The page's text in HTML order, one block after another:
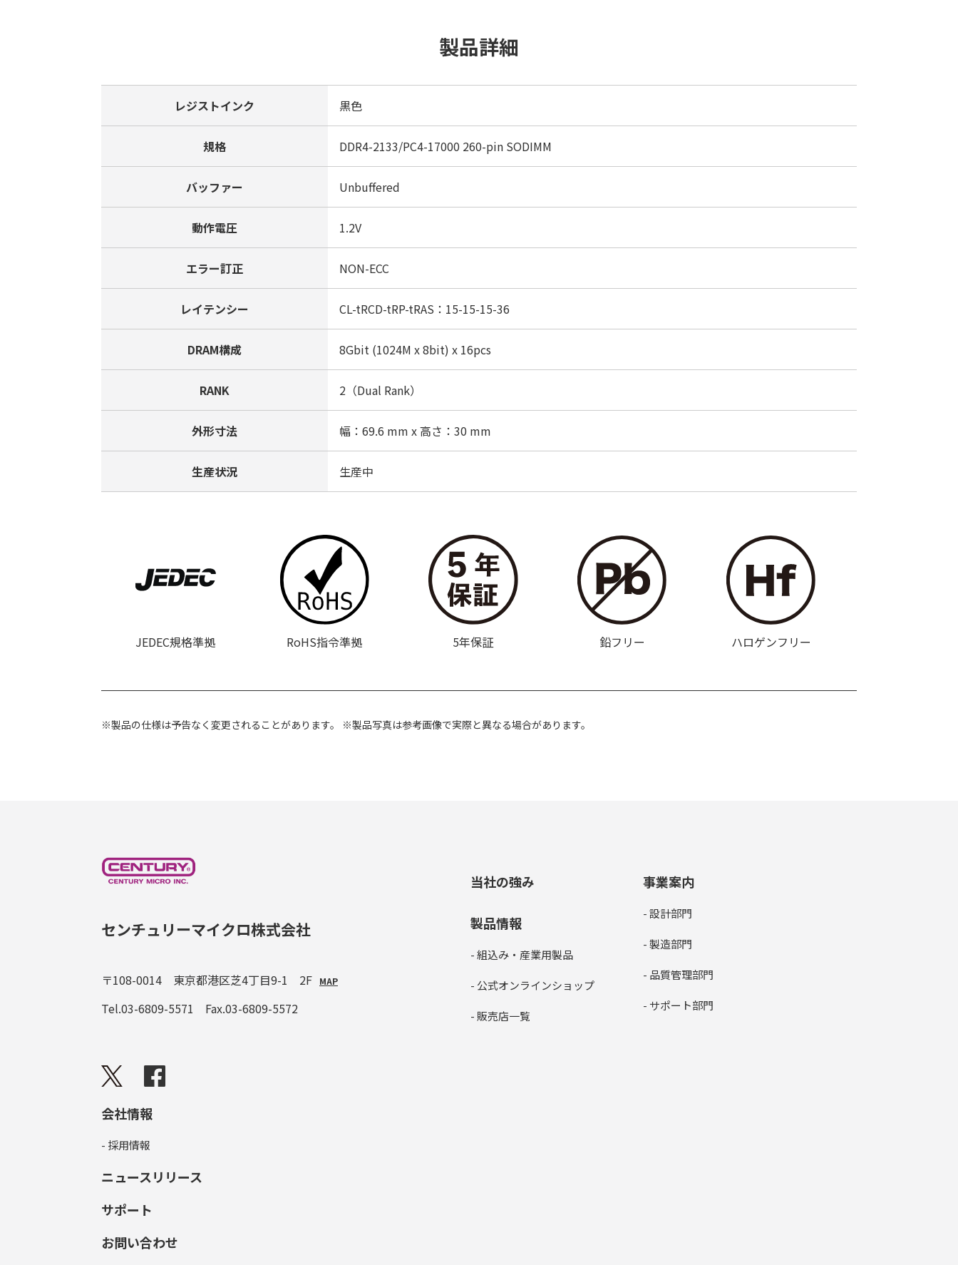
製品詳細
レジストインク 黒色
規格 DDR4-2133/PC4-17000 260-pin SODIMM
バッファー Unbuffered
動作電圧 1.2V
エラー訂正 NON-ECC
レイテンシー CL-tRCD-tRP-tRAS：15-15-15-36
DRAM構成 8Gbit (1024M x 8bit) x 16pcs
RANK 2（Dual Rank）
外形寸法 幅：69.6 mm x 高さ：30 mm
生産状況 生産中
JEDEC規格準拠 RoHS指令準拠 5年保証 鉛フリー ハロゲンフリー
※製品の仕様は予告なく変更されることがあります。 ※製品写真は参考画像で実際と異なる場合があります。
センチュリーマイクロ株式会社
〒108-0014 東京都港区芝4丁目9-1 2F
Tel.03-6809-5571 Fax.03-6809-5572
MAP
当社の強み
製品情報
- 組込み・産業用製品
- 公式オンラインショップ
- 販売店一覧
事業案内
- 設計部門
- 製造部門
- 品質管理部門
- サポート部門
会社情報
- 採用情報
ニュースリリース
サポート
お問い合わせ